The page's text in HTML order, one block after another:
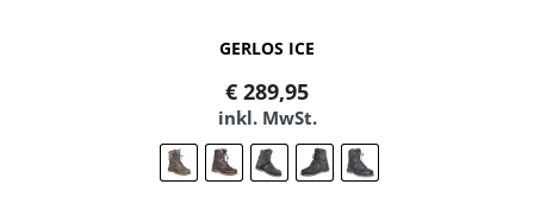
GERLOS ICE
€ 289,95
inkl. MwSt.